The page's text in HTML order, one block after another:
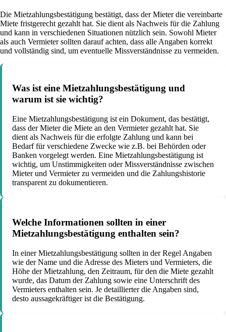
Die Mietzahlungsbestätigung bestätigt, dass der Mieter die vereinbarte
Miete fristgerecht gezahlt hat. Sie dient als Nachweis für die Zahlung
und kann in verschiedenen Situationen nützlich sein. Sowohl Mieter
als auch Vermieter sollten darauf achten, dass alle Angaben korrekt
und vollständig sind, um eventuelle Missverständnisse zu vermeiden.
Was ist eine Mietzahlungsbestätigung und
warum ist sie wichtig?
Eine Mietzahlungsbestätigung ist ein Dokument, das bestätigt,
dass der Mieter die Miete an den Vermieter gezahlt hat. Sie
dient als Nachweis für die erfolgte Zahlung und kann bei
Bedarf für verschiedene Zwecke wie z.B. bei Behörden oder
Banken vorgelegt werden. Eine Mietzahlungsbestätigung ist
wichtig, um Unstimmigkeiten oder Missverständnisse zwischen
Mieter und Vermieter zu vermeiden und die Zahlungshistorie
transparent zu dokumentieren.
Welche Informationen sollten in einer
Mietzahlungsbestätigung enthalten sein?
In einer Mietzahlungsbestätigung sollten in der Regel Angaben
wie der Name und die Adresse des Mieters und Vermieters, die
Höhe der Mietzahlung, den Zeitraum, für den die Miete gezahlt
wurde, das Datum der Zahlung sowie eine Unterschrift des
Vermieters enthalten sein. Je detaillierter die Angaben sind,
desto aussagekräftiger ist die Bestätigung.